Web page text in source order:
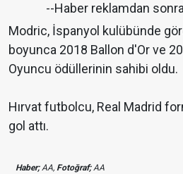
--Haber reklamdan
Modric, İspanyol kulübünde
boyunca 2018 Ballon d'Or ve
Oyuncu ödüllerinin sahibi oldu.
Hırvat futbolcu, Real Madrid
gol attı.
Haber;AA, Fotoğraf;AA